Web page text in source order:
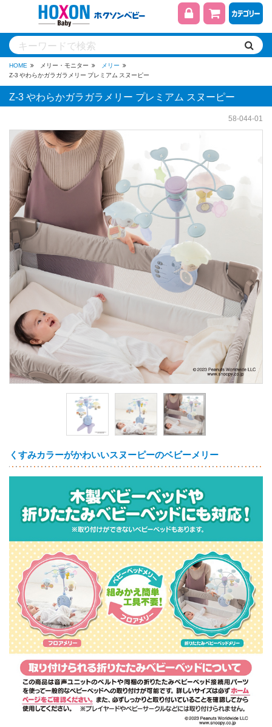
HOME メリー・モニター
メリー
Z-3 やわらかガラガラメリー プレミアム スヌーピー
Z-3 やわらかガラガラメリー プレミアム スヌーピー
58-044-01
くすみカラーがかわいいスヌーピーのベビーメリー